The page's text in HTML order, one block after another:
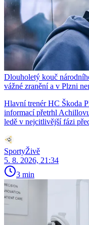
Dlouholetý kouč
vážné zranění a v Plzni
Hlavní trenér HC Škoda
informací přetrhl
ledě v nejcitlivější fázi
SportyŽivě
5. 8. 2026, 21:34
3 min